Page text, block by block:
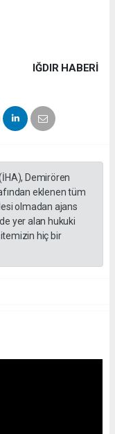
IĞDIR HABERİ
Demirören
eklenen tüm
olmadan ajans
yer alan hukuki
hiç bir